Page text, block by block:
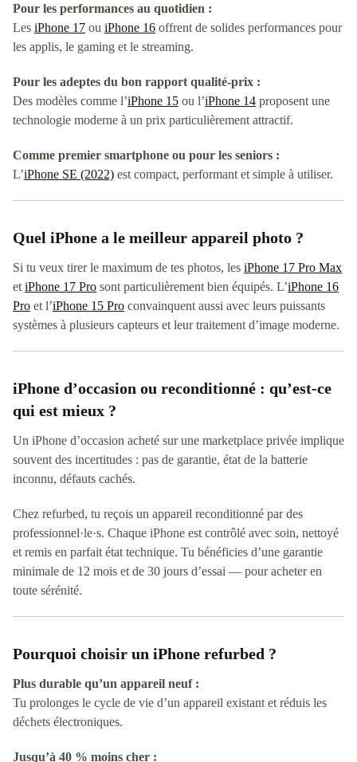
Pour les performances au quotidien :
Les iPhone 17 ou iPhone 16 offrent de solides performances pour
les applis, le gaming et le streaming.
Pour les adeptes du bon rapport qualité-prix :
Des modèles comme l’iPhone 15 ou l’iPhone 14 proposent une
technologie moderne à un prix particulièrement attractif.
Comme premier smartphone ou pour les seniors :
L’iPhone SE (2022) est compact, performant et simple à utiliser.
Quel iPhone a le meilleur appareil photo ?
Si tu veux tirer le maximum de tes photos, les iPhone 17 Pro Max
et iPhone 17 Pro sont particulièrement bien équipés. L’iPhone 16
Pro et l’iPhone 15 Pro convainquent aussi avec leurs puissants
systèmes à plusieurs capteurs et leur traitement d’image moderne.
iPhone d’occasion ou reconditionné : qu’est-ce
qui est mieux ?
Un iPhone d’occasion acheté sur une marketplace privée implique
souvent des incertitudes : pas de garantie, état de la batterie
inconnu, défauts cachés.
Chez refurbed, tu reçois un appareil reconditionné par des
professionnel·le·s. Chaque iPhone est contrôlé avec soin, nettoyé
et remis en parfait état technique. Tu bénéficies d’une garantie
minimale de 12 mois et de 30 jours d’essai — pour acheter en
toute sérénité.
Pourquoi choisir un iPhone refurbed ?
Plus durable qu’un appareil neuf :
Tu prolonges le cycle de vie d’un appareil existant et réduis les
déchets électroniques.
Jusqu’à 40 % moins cher :